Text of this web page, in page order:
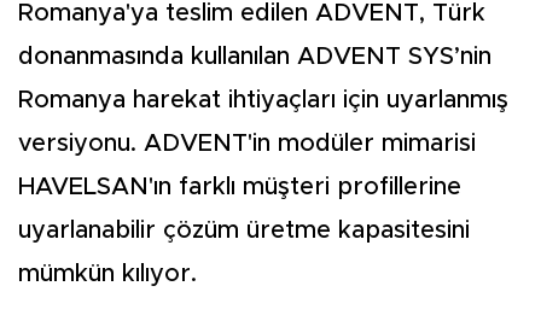
Romanya'ya teslim edilen ADVENT, Türk
donanmasında kullanılan ADVENT SYS’nin
Romanya harekat ihtiyaçları için uyarlanmış
versiyonu. ADVENT'in modüler mimarisi
HAVELSAN'ın farklı müşteri profillerine
uyarlanabilir çözüm üretme kapasitesini
mümkün kılıyor.